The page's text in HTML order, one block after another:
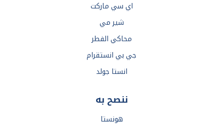
اي سي ماركت
شير مي
محاكي الفطر
جي بي انستقرام
انستا جولد
ننصح به
هونستا